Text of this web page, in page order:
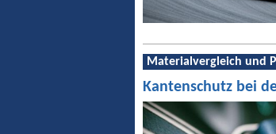
Materialvergleich und
Kantenschutz bei